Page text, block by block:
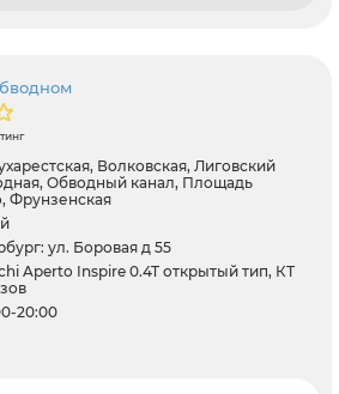
Волковская, Лиговский
Обводный канал, Площадь
Фрунзенская
ул. Боровая д 55
Aperto Inspire 0.4T открытый тип, КТ
20:00